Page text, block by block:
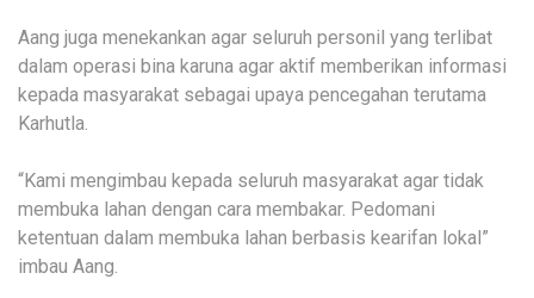
Aang juga menekankan agar seluruh personil yang terlibat
dalam operasi bina karuna agar aktif memberikan informasi
kepada masyarakat sebagai upaya pencegahan terutama
Karhutla.
“Kami mengimbau kepada seluruh masyarakat agar tidak
membuka lahan dengan cara membakar. Pedomani
ketentuan dalam membuka lahan berbasis kearifan lokal”
imbau Aang.